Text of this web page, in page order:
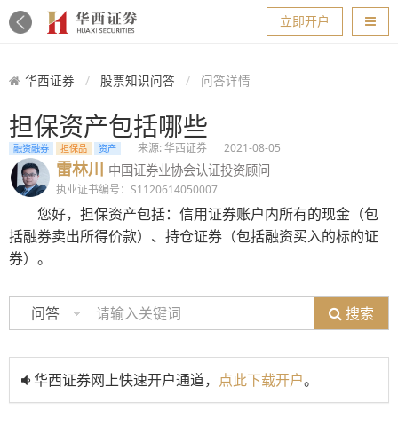
导航
立即开户
华西证券 股票知识问答 问答详情
担保资产包括哪些
融资融券 担保品 资产 来源: 华西证券 2021-08-05
雷林川 中国证券业协会认证投资顾问
执业证书编号：S1120614050007
您好，担保资产包括：信用证券账户内所有的现金（包
括融券卖出所得价款）、持仓证券（包括融资买入的标的证
券）。
问答 搜索
华西证券网上快速开户通道， 点此下载开户。